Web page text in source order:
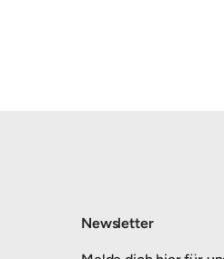
Newsletter